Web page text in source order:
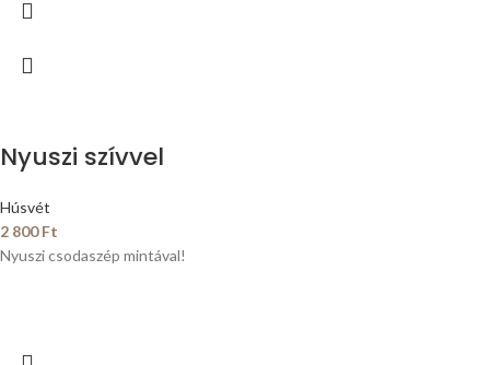
Nyuszi szívvel
Húsvét
2 800Ft
Nyuszi csodaszép mintával!